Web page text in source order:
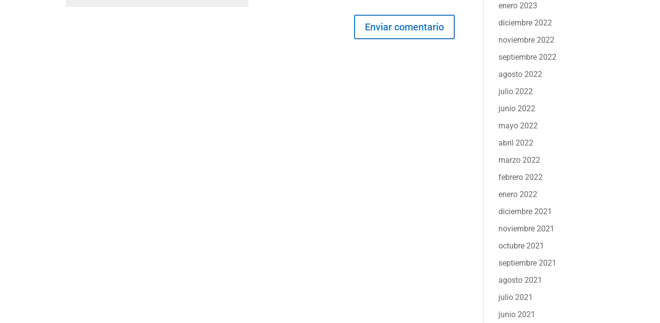
enero 2023
diciembre 2022
noviembre 2022
septiembre 2022
agosto 2022
julio 2022
junio 2022
mayo 2022
abril 2022
marzo 2022
febrero 2022
enero 2022
diciembre 2021
noviembre 2021
octubre 2021
septiembre 2021
agosto 2021
julio 2021
junio 2021